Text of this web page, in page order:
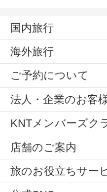
国内旅行
海外旅行
ご予約について
法人・企業のお客
KNTメンバーズク
店舗のご案内
旅のお役立ちサー